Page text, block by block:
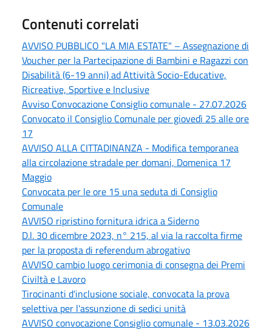
Contenuti correlati
AVVISO PUBBLICO "LA MIA ESTATE" – Assegnazione di
Voucher per la Partecipazione di Bambini e Ragazzi con
Disabilità (6-19 anni) ad Attività Socio-Educative,
Ricreative, Sportive e Inclusive
Avviso Convocazione Consiglio comunale - 27.07.2026
Convocato il Consiglio Comunale per giovedì 25 alle ore
17
AVVISO ALLA CITTADINANZA - Modifica temporanea
alla circolazione stradale per domani, Domenica 17
Maggio
Convocata per le ore 15 una seduta di Consiglio
Comunale
AVVISO ripristino fornitura idrica a Siderno
D.l. 30 dicembre 2023, n° 215, al via la raccolta firme
per la proposta di referendum abrogativo
AVVISO cambio luogo cerimonia di consegna dei Premi
Civiltà e Lavoro
Tirocinanti d'inclusione sociale, convocata la prova
selettiva per l'assunzione di sedici unità
AVVISO convocazione Consiglio comunale - 13.03.2026